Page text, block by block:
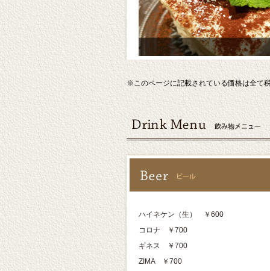
※このページに記載されている価格は全て
ハイネケン（生） ￥600
コロナ ￥700
ギネス ￥700
ZIMA ￥700